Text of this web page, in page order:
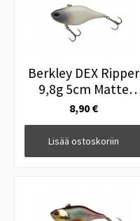
Berkley DEX Ripper
9,8g 5cm Matte
Bone
8,90 €
Lisää ostoskoriin